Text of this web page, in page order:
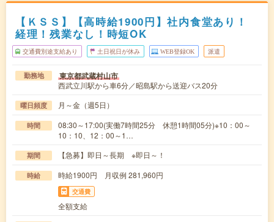
【ＫＳＳ】【高時給1900円】社内食堂あり！
経理！残業なし！時短OK
交通費別途支給あり 土日祝日が休み WEB登録OK 派遣
勤務地 東京都武蔵村山市
西武立川駅から車6分／昭島駅から送迎バス20分
曜日頻度 月～金（週5日）
時間
08:30～17:00(実働7時間25分 休憩1時間05分)※10：00～
10：10、12：00～1…
期間 【急募】即日～長期 ※即日～！
時給 時給1900円 月収例 281,960円
交通費
全額支給